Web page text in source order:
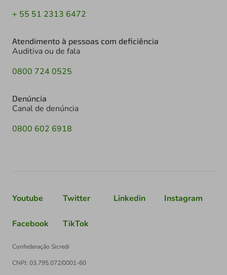
+ 55 51 2313 6472
Atendimento à pessoas com deficiência
Auditiva ou de fala
0800 724 0525
Denúncia
Canal de denúncia
0800 602 6918
Youtube Twitter Linkedin Instagram
Facebook TikTok
Confederação Sicredi
CNPJ: 03.795.072/0001-60